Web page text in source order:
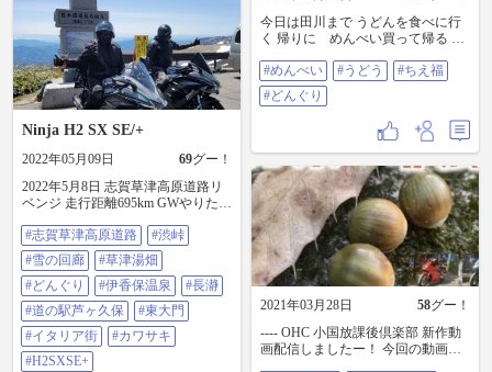
今日は田川まで うどんを食べに行
く 帰りに めんべい買って帰る 寒
#どんぐり
#めんべい #うどう
#ちえ福
#どんぐり
Ninja H2 SX SE/+
2022年05月09日 69グー！
2022年5月8日 志賀草津高原道路リ
ベンジ 走行距離695km GWやりたい
😢 #志賀草津高原道路 #渋峠 #雪の
回廊 #草津湯畑 #どんぐり #伊香保
温泉 #長瀞 #道の駅芦ヶ久保 #東大
門 #イタリア街 #カワサキ
#H2SXSE+
#志賀草津高原道路
#渋峠
#雪の回廊
#草津湯畑
#どんぐり
#伊香保温泉
#長瀞
#道の駅芦ヶ久保
#東大門
#イタリア街
#カワサキ
#H2SXSE+
2021年03月28日 58グー！
---- OHC 小国放課後倶楽部 新作動
画配信しましたー！ 今回の動画は